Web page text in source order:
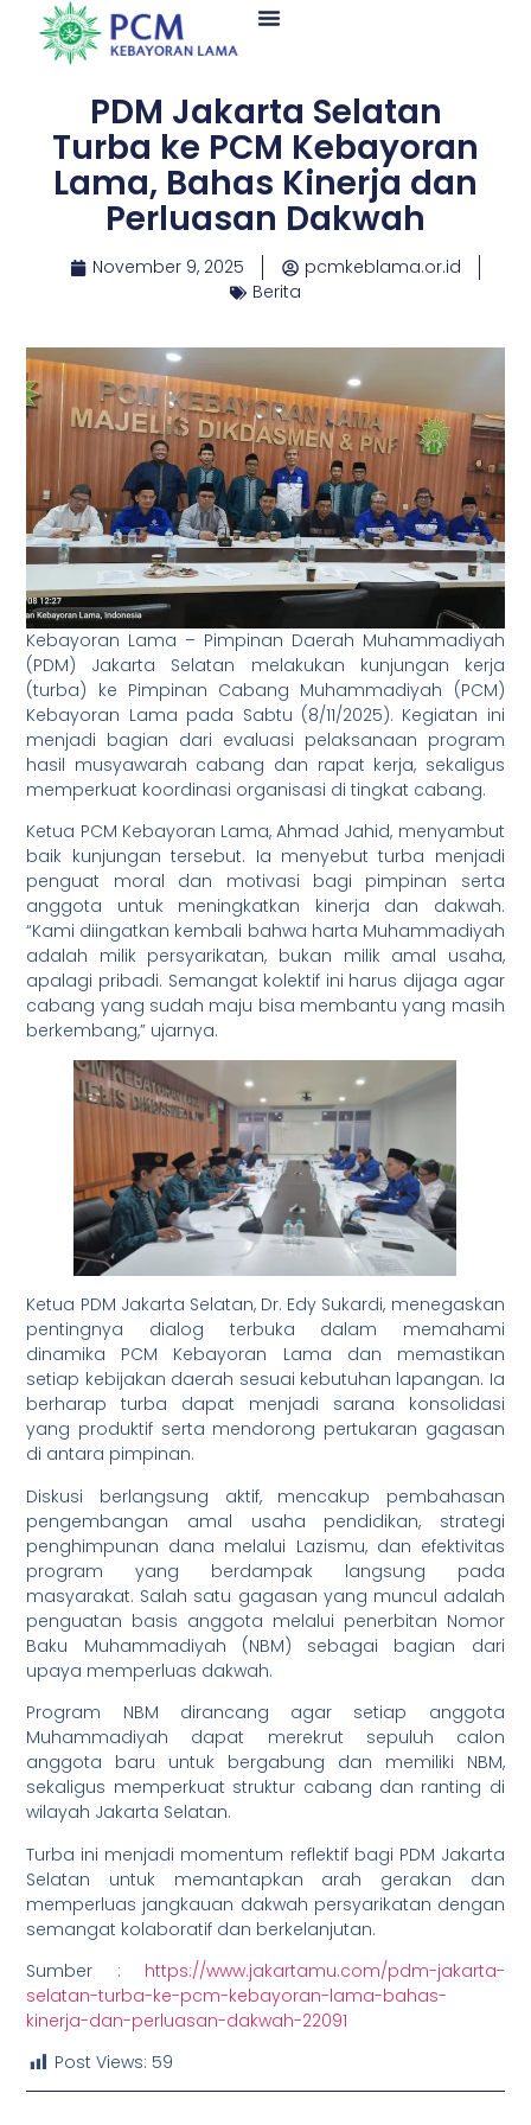
PDM Jakarta Selatan
Turba ke PCM Kebayoran
Lama, Bahas Kinerja dan
Perluasan Dakwah
November 9, 2025
pcmkeblama.or.id
Berita
Kebayoran Lama – Pimpinan Daerah Muhammadiyah
(PDM) Jakarta Selatan melakukan kunjungan kerja
(turba) ke Pimpinan Cabang Muhammadiyah (PCM)
Kebayoran Lama pada Sabtu (8/11/2025). Kegiatan ini
menjadi bagian dari evaluasi pelaksanaan program
hasil musyawarah cabang dan rapat kerja, sekaligus
memperkuat koordinasi organisasi di tingkat cabang.
Ketua PCM Kebayoran Lama, Ahmad Jahid, menyambut
baik kunjungan tersebut. Ia menyebut turba menjadi
penguat moral dan motivasi bagi pimpinan serta
anggota untuk meningkatkan kinerja dan dakwah.
“Kami diingatkan kembali bahwa harta Muhammadiyah
adalah milik persyarikatan, bukan milik amal usaha,
apalagi pribadi. Semangat kolektif ini harus dijaga agar
cabang yang sudah maju bisa membantu yang masih
berkembang,” ujarnya.
Ketua PDM Jakarta Selatan, Dr. Edy Sukardi, menegaskan
pentingnya dialog terbuka dalam memahami
dinamika PCM Kebayoran Lama dan memastikan
setiap kebijakan daerah sesuai kebutuhan lapangan. Ia
berharap turba dapat menjadi sarana konsolidasi
yang produktif serta mendorong pertukaran gagasan
di antara pimpinan.
Diskusi berlangsung aktif, mencakup pembahasan
pengembangan amal usaha pendidikan, strategi
penghimpunan dana melalui Lazismu, dan efektivitas
program yang berdampak langsung pada
masyarakat. Salah satu gagasan yang muncul adalah
penguatan basis anggota melalui penerbitan Nomor
Baku Muhammadiyah (NBM) sebagai bagian dari
upaya memperluas dakwah.
Program NBM dirancang agar setiap anggota
Muhammadiyah dapat merekrut sepuluh calon
anggota baru untuk bergabung dan memiliki NBM,
sekaligus memperkuat struktur cabang dan ranting di
wilayah Jakarta Selatan.
Turba ini menjadi momentum reflektif bagi PDM Jakarta
Selatan untuk memantapkan arah gerakan dan
memperluas jangkauan dakwah persyarikatan dengan
semangat kolaboratif dan berkelanjutan.
Sumber : https://www.jakartamu.com/pdm-jakarta-
selatan-turba-ke-pcm-kebayoran-lama-bahas-
kinerja-dan-perluasan-dakwah-22091
Post Views: 59